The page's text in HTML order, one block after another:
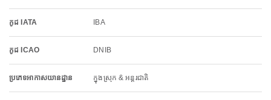
កូដ IATA IBA
កូដ ICAO DNIB
ប្រភេទអាកាសយានដ្ឋាន ក្នុងស្រុក & អន្តរជាតិ